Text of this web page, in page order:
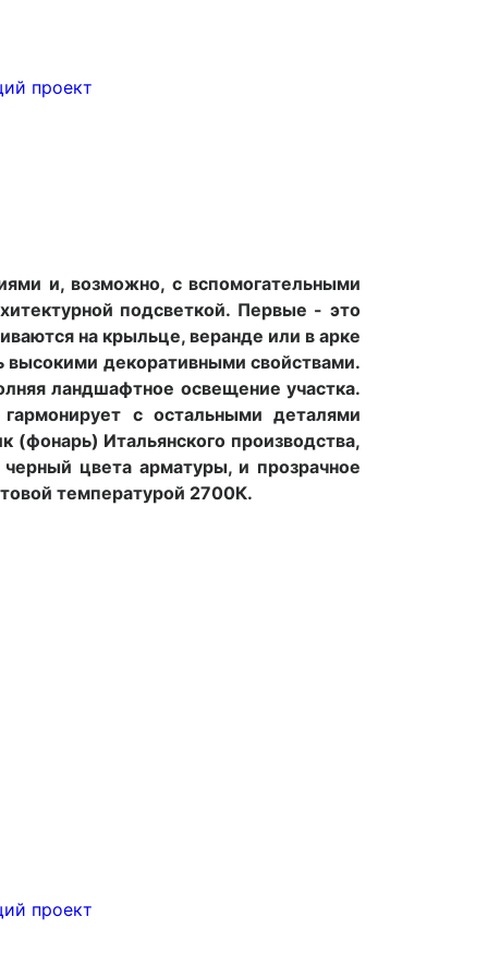
проект
и, возможно, с вспомогательными
подсветкой. Первые - это
на крыльце, веранде или в арке
декоративными свойствами.
ландшафтное освещение участка.
с остальными деталями
(фонарь) Итальянского производства,
черный цвета арматуры, и прозрачное
температурой 2700К.
проект